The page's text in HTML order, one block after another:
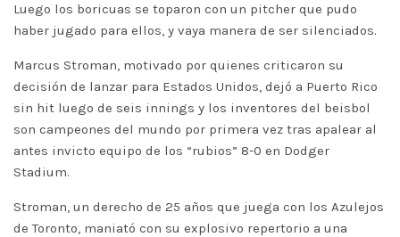
Luego los boricuas se toparon con un pitcher que pudo
haber jugado para ellos, y vaya manera de ser silenciados.
Marcus Stroman, motivado por quienes criticaron su
decisión de lanzar para Estados Unidos, dejó a Puerto Rico
sin hit luego de seis innings y los inventores del beisbol
son campeones del mundo por primera vez tras apalear al
antes invicto equipo de los “rubios” 8-0 en Dodger
Stadium.
Stroman, un derecho de 25 años que juega con los Azulejos
de Toronto, maniató con su explosivo repertorio a una